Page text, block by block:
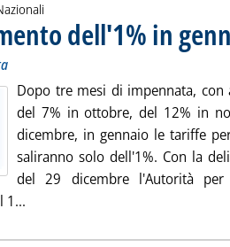
dell'1% in
Dopo tre mesi di impennata,
del 7% in ottobre, del 12% in
dicembre, in gennaio le tariffe
saliranno solo dell'1%. Con la
del 29 dicembre l'Autorità
1...